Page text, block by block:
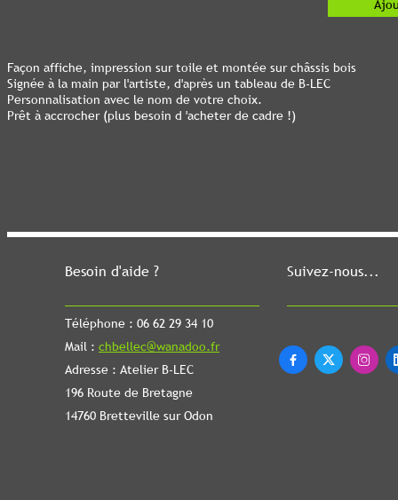
Besoin d'aide ?
Téléphone : 06 62 29 34 10
Mail : chbellec@wanadoo.fr
Adresse : Atelier B-LEC
196 Route de Bretagne
14760 Bretteville sur Odon
Suivez-nous...
  
Façon affiche, impression sur toile et montée sur châssis bois
Signée à la main par l'artiste, d'après un tableau de B-LEC
Personnalisation avec le nom de votre choix.
Prêt à accrocher (plus besoin d 'acheter de cadre !)